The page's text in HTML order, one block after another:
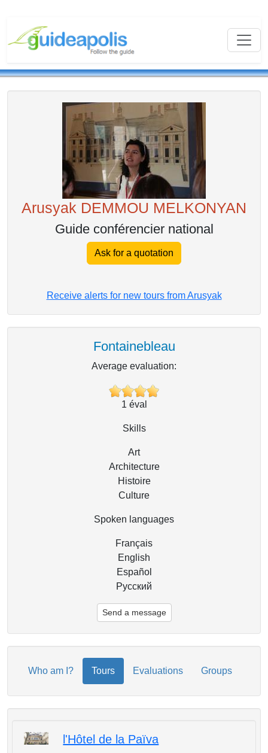
Arusyak DEMMOU MELKONYAN
Guide conférencier national
Ask for a quotation
Receive alerts for new tours from Arusyak
Fontainebleau
Average evaluation:
1 éval
Skills
Art
Architecture
Histoire
Culture
Spoken languages
Français
English
Español
Русский
Send a message
Who am I? Tours Evaluations Groups
l'Hôtel de la Païva